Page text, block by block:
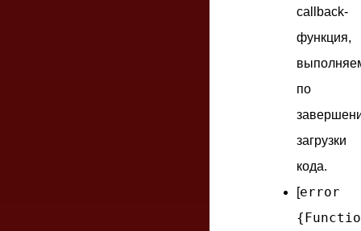
callback-
функция,
по
загрузки
кода.
[error